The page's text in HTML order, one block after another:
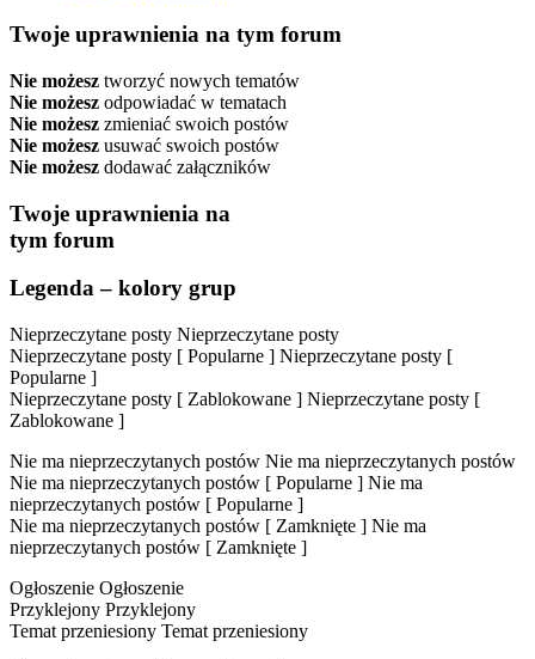
Twoje uprawnienia na tym forum
Nie możesz tworzyć nowych tematów
Nie możesz odpowiadać w tematach
Nie możesz zmieniać swoich postów
Nie możesz usuwać swoich postów
Nie możesz dodawać załączników
Twoje uprawnienia na
tym forum
Legenda – kolory grup
Nieprzeczytane posty Nieprzeczytane posty
Nieprzeczytane posty [ Popularne ] Nieprzeczytane posty [
Popularne ]
Nieprzeczytane posty [ Zablokowane ] Nieprzeczytane posty [
Zablokowane ]
Nie ma nieprzeczytanych postów Nie ma nieprzeczytanych postów
Nie ma nieprzeczytanych postów [ Popularne ] Nie ma
nieprzeczytanych postów [ Popularne ]
Nie ma nieprzeczytanych postów [ Zamknięte ] Nie ma
nieprzeczytanych postów [ Zamknięte ]
Ogłoszenie Ogłoszenie
Przyklejony Przyklejony
Temat przeniesiony Temat przeniesiony